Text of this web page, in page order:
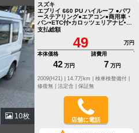
10枚
スズキ
エブリイ 660 PU ハイルーフ ●パワ
ーステアリング●エアコン●商用車・
バン•ETC付•カロッツェリアナビ•両
側スライド
支払総額
49
万円
本体価格
42 万円
諸費用
7 万円
修復無 | 法定含 | 保証無
店舗に電話